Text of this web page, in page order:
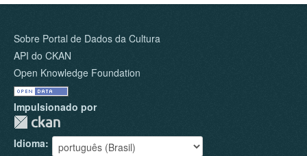
Sobre Portal de Dados da Cultura
API do CKAN
Open Knowledge Foundation
Impulsionado por
Idioma